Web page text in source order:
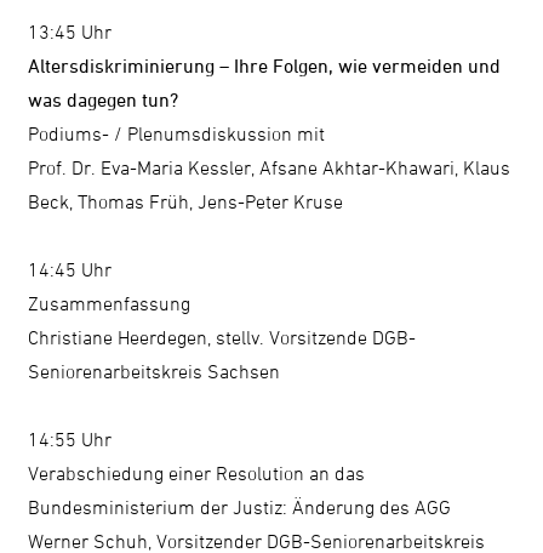
13:45 Uhr
Altersdiskriminierung – Ihre Folgen, wie vermeiden und
was dagegen tun?
Podiums- / Plenumsdiskussion mit
Prof. Dr. Eva-Maria Kessler, Afsane Akhtar-Khawari, Klaus
Beck, Thomas Früh, Jens-Peter Kruse
14:45 Uhr
Zusammenfassung
Christiane Heerdegen, stellv. Vorsitzende DGB-
Seniorenarbeitskreis Sachsen
14:55 Uhr
Verabschiedung einer Resolution an das
Bundesministerium der Justiz: Änderung des AGG
Werner Schuh, Vorsitzender DGB-Seniorenarbeitskreis